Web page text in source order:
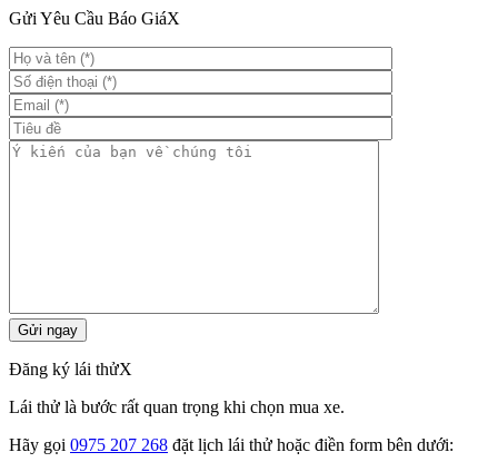
Gửi Yêu Cầu Báo GiáX
Đăng ký lái thửX
Lái thử là bước rất quan trọng khi chọn mua xe.
Hãy gọi 0975 207 268 đặt lịch lái thử hoặc điền form bên dưới: